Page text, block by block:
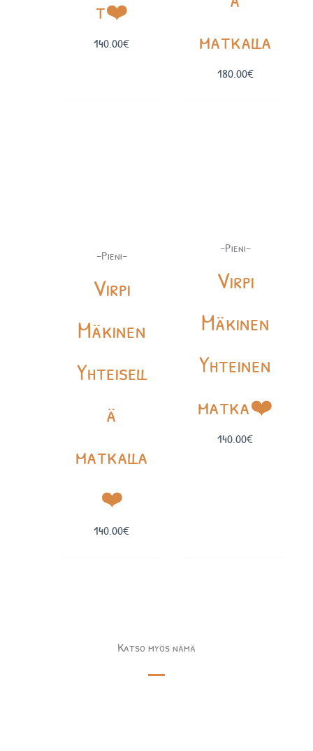
t❤️
140.00€
matkalla
180.00€
-Pieni-
Virpi
Mäkinen
Yhteisell
ä
matkalla
❤️
140.00€
-Pieni-
Virpi
Mäkinen
Yhteinen
matka❤️
140.00€
Katso myös nämä